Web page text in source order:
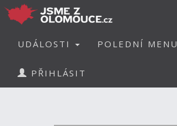
UDÁLOSTI POLEDNÍ MENU
PŘIHLÁSIT